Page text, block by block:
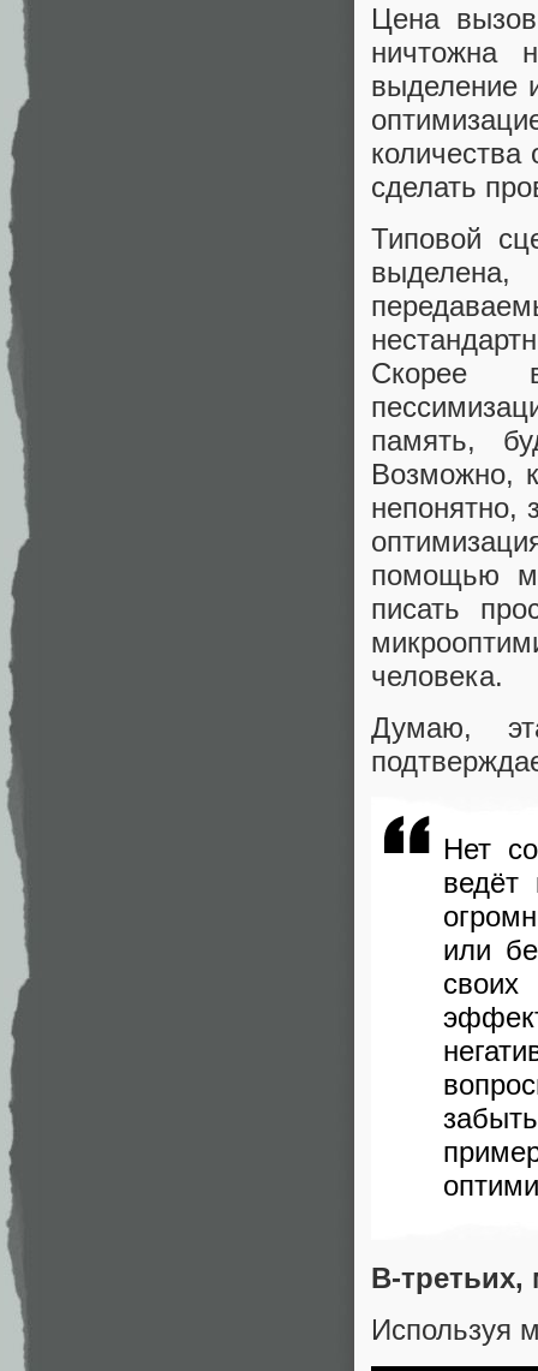
Цена
ничтожна
выделение
сделать
Типовой
выделена,
Скорее
память,
Возможно,
непонятно,
помощью
писать
человека.
Думаю,
Нет
ведёт
или
В-
Используя